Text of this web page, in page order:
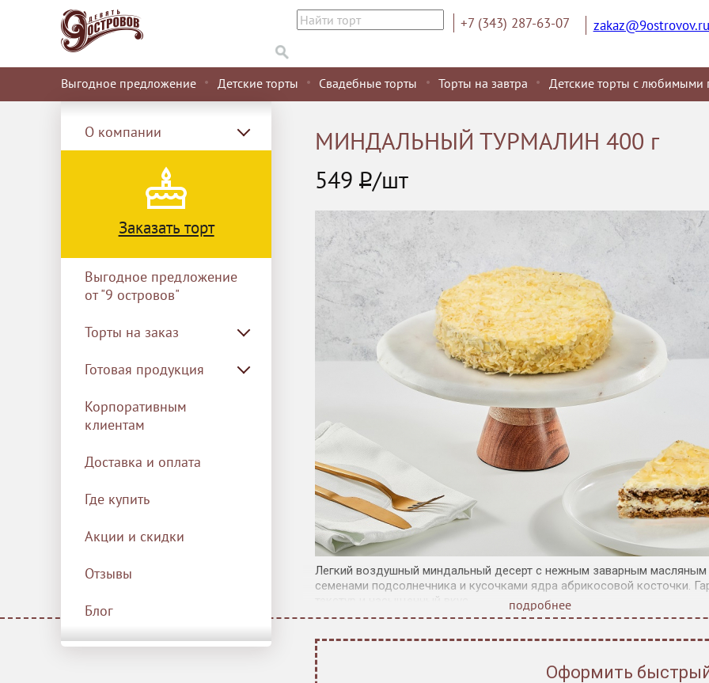
+7 (343) 287-63-07 zakaz@9ostrovov.ru
Выгодное предложение Детские торты Свадебные торты Торты на завтра Детские торты с любимыми
О компании
Заказать торт
Выгодное предложение
от "9 островов"
Торты на заказ
Готовая продукция
Корпоративным
клиентам
Доставка и оплата
Где купить
Акции и скидки
Отзывы
Блог
МИНДАЛЬНЫЙ ТУРМАЛИН 400 г
549Р/шт
Легкий воздушный миндальный десерт с нежным заварным
семенами подсолнечника и кусочками ядра абрикосовой косточки.
текстур и насыщенный вкус.
подробнее
Оформить